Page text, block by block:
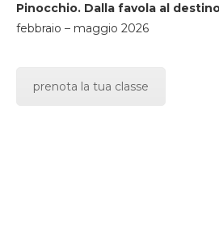
Pinocchio. Dalla favola al
febbraio – maggio 2026
prenota la tua classe